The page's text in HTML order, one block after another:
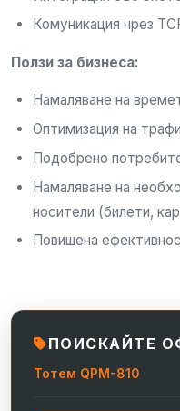
Комуникация чрез
Ползи за бизнеса:
Намаляване на
Оптимизация на
Подобрено
Намаляване на
носители (билети,
Повишена
ПОИСКАЙТЕ
Тотем QPM-810